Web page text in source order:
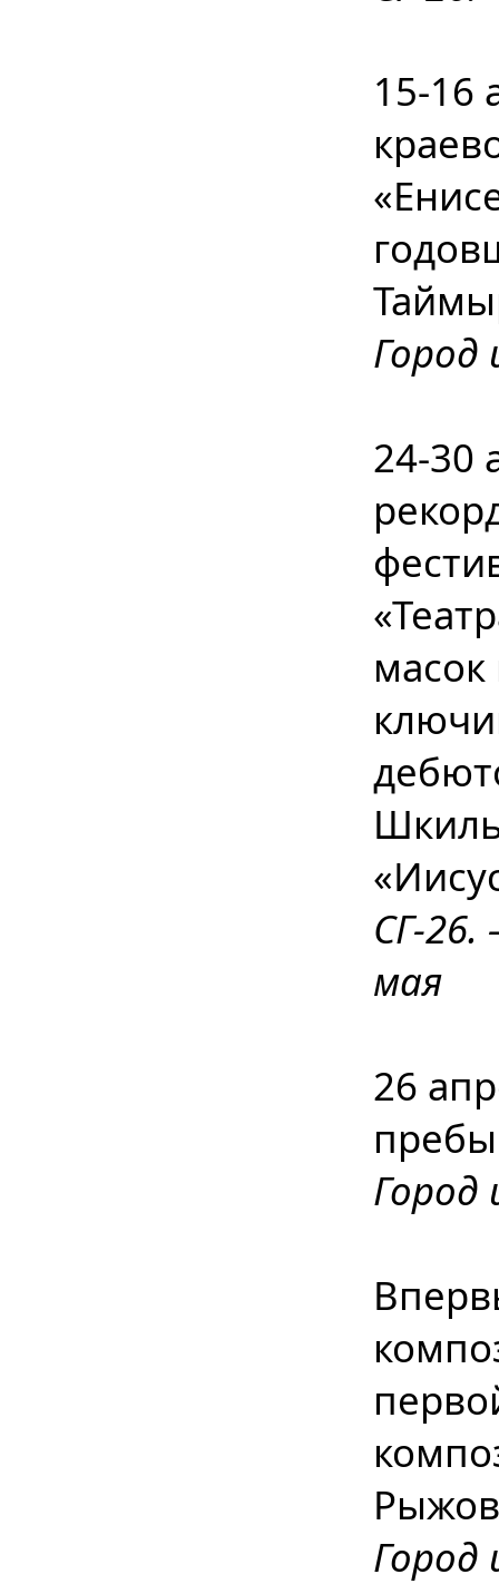
15-16
Город
24-30
масок
СГ-26.
мая
26
Город
Рыжов
Город